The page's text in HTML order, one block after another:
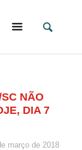
NÃO
DIA 7
março de 2018